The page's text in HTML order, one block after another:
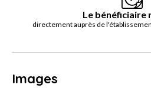
Le bénéficiaire
directement auprès de
Images